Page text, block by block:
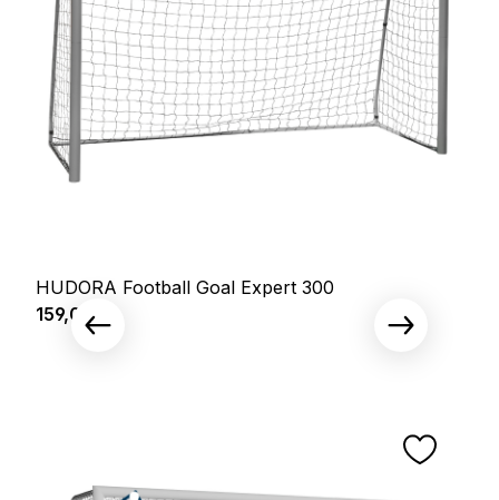
HUDORA Football Goal Expert 300
Prix régulier :
159,00 €